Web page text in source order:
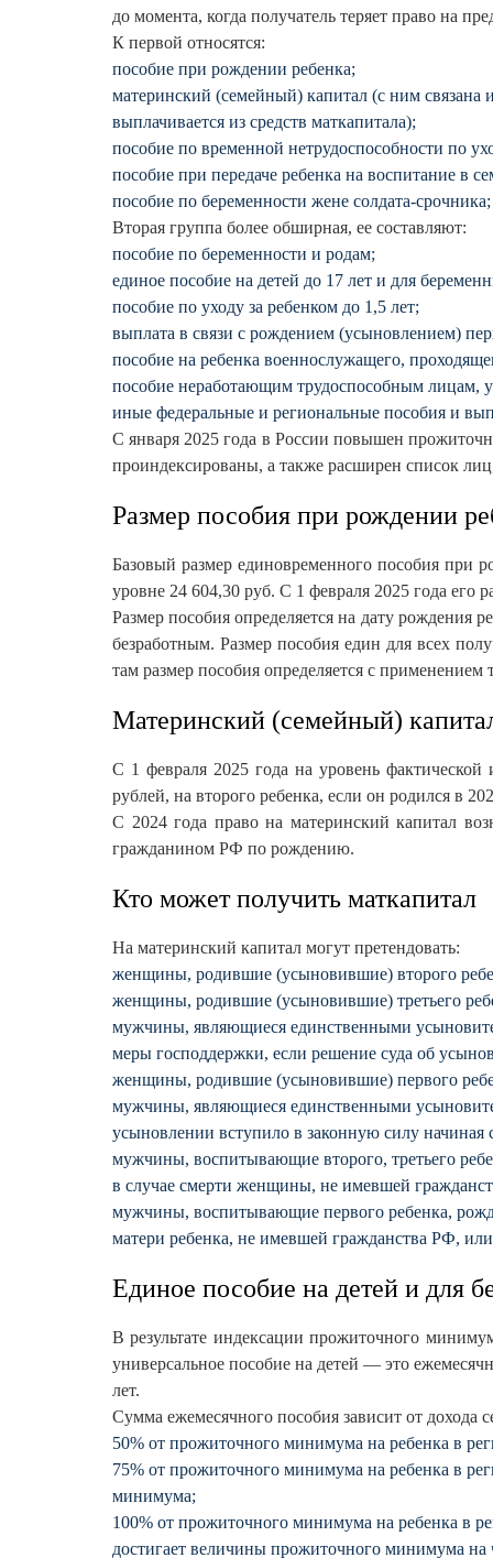
до момента, когда получатель теряет право на
К первой относятся:
пособие при рождении ребенка;
материнский (семейный) капитал (с ним связана
выплачивается из средств маткапитала);
пособие по временной нетрудоспособности по
пособие при передаче ребенка на воспитание в
пособие по беременности жене солдата-срочника;
Вторая группа более обширная, ее составляют:
пособие по беременности и родам;
единое пособие на детей до 17 лет и для
пособие по уходу за ребенком до 1,5 лет;
выплата в связи с рождением (усыновлением)
пособие на ребенка военнослужащего,
пособие неработающим трудоспособным лицам,
иные федеральные и региональные пособия и
С января 2025 года в России повышен
проиндексированы, а также расширен список
Размер пособия при рождении
Базовый размер единовременного пособия при
уровне 24 604,30 руб. С 1 февраля 2025 года его
Размер пособия определяется на дату рождения
безработным. Размер пособия един для всех
там размер пособия определяется с
Материнский (семейный)
С 1 февраля 2025 года на уровень
рублей, на второго ребенка, если он родился в
С 2024 года право на материнский капитал
гражданином РФ по рождению.
Кто может получить маткапитал
На материнский капитал могут претендовать:
женщины, родившие (усыновившие) второго
женщины, родившие (усыновившие) третьего
мужчины, являющиеся единственными
меры господдержки, если решение суда об
женщины, родившие (усыновившие) первого
мужчины, являющиеся единственными
усыновлении вступило в законную силу начиная
мужчины, воспитывающие второго, третьего
в случае смерти женщины, не имевшей
мужчины, воспитывающие первого ребенка,
матери ребенка, не имевшей гражданства РФ,
Единое пособие на детей и
В результате индексации прожиточного
универсальное пособие на детей — это
лет.
Сумма ежемесячного пособия зависит от дохода
50% от прожиточного минимума на ребенка в
75% от прожиточного минимума на ребенка в
минимума;
100% от прожиточного минимума на ребенка в
достигает величины прожиточного минимума на